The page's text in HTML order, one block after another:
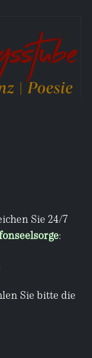
Sie 24/7
:
Sie bitte die